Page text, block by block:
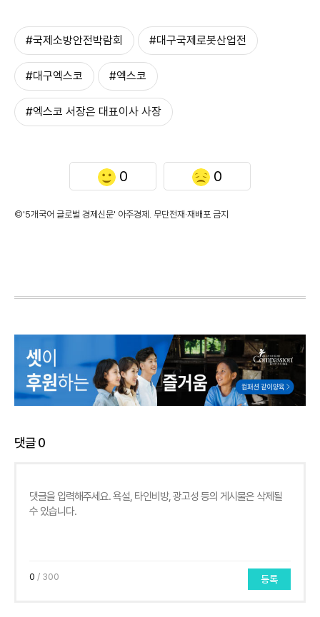
#국제소방안전박람회 #대구국제로봇산업전
#대구엑스코 #엑스코
#엑스코 서장은 대표이사 사장
0 0
©'5개국어 글로벌 경제신문' 아주경제. 무단전재·재배포 금지
댓글0
0 / 300 등록